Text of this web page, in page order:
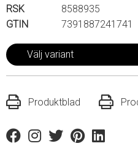
RSK
8588935
GTIN
7391887241741
Välj variant
Produktblad
FacebookInstagram
TwitterPinterestLinkedin